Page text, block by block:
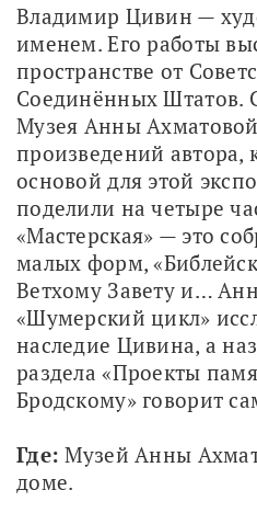
Владимир Цивин —
именем. Его работы
пространстве от
Соединённых Штатов.
Музея Анны
произведений автора,
основой для этой
поделили на четыре
«Мастерская» — это
малых форм,
Ветхому Завету и…
«Шумерский цикл»
наследие Цивина, а
раздела «Проекты
Бродскому» говорит
Где: Музей Анны
доме.